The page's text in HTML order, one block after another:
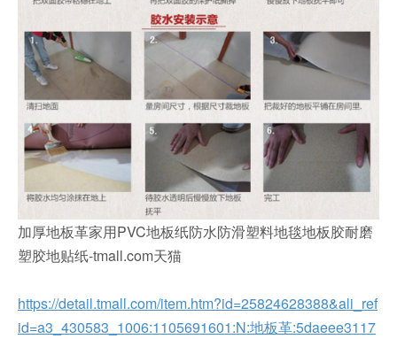
加厚地板革家用PVC地板纸防水防滑塑料地毯地板胶耐磨
塑胶地贴纸-tmall.com天猫
https://detail.tmall.com/item.htm?id=25824628388&ali_ref
id=a3_430583_1006:1105691601:N:地板革:5daeee3117